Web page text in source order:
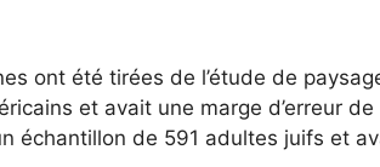
ont été tirées de l’étude de
et avait une marge d’erreur
échantillon de 591 adultes juifs et